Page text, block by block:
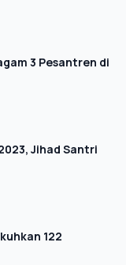
3 Pesantren di
Jihad Santri
122